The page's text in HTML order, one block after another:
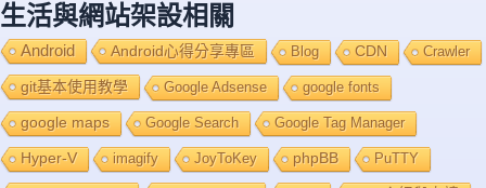
生活與網站架設相關
Android Android心得分享專區 Blog CDN Crawler
git基本使用教學 Google Adsense google fonts
google maps Google Search Google Tag Manager
Hyper-V imagify JoyToKey phpBB PuTTY